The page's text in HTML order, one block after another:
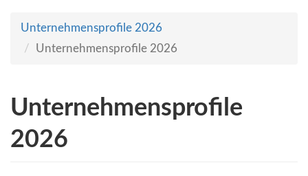
Unternehmensprofile 2026
Unternehmensprofile 2026
Unternehmensprofile
2026